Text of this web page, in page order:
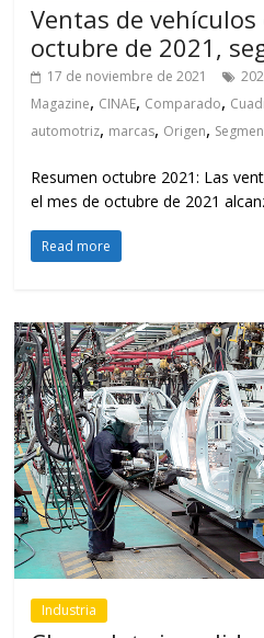
Ventas de vehículos
octubre de 2021,
17 de noviembre de 2021
Magazine, CINAE, Comparado,
automotriz, marcas, Origen,
Resumen octubre 2021: Las
el mes de octubre de 2021
Read more
Industria